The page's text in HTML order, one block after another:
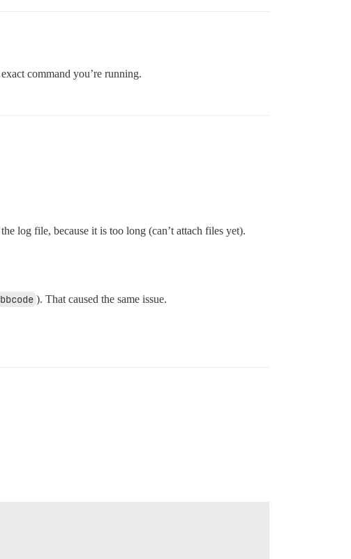
command you’re running.
log file, because it is too long (can’t attach files yet).
). That caused the same issue.